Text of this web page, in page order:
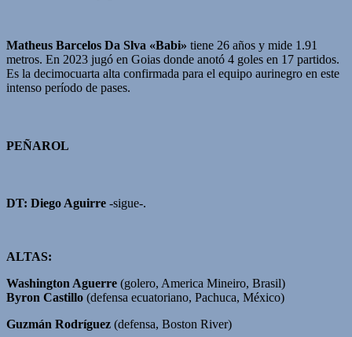
Matheus Barcelos Da Slva «Babi» tiene 26 años y mide 1.91
metros. En 2023 jugó en Goias donde anotó 4 goles en 17 partidos.
Es la decimocuarta alta confirmada para el equipo aurinegro en este
intenso período de pases.
PEÑAROL
DT: Diego Aguirre -sigue-.
ALTAS:
Washington Aguerre (golero, America Mineiro, Brasil)
Byron Castillo (defensa ecuatoriano, Pachuca, México)
Guzmán Rodríguez (defensa, Boston River)